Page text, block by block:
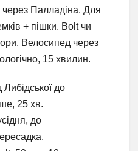
через Палладіна. Для
+ пішки. Bolt чи
Велосипед через
15 хвилин.
до
25 хв.
до